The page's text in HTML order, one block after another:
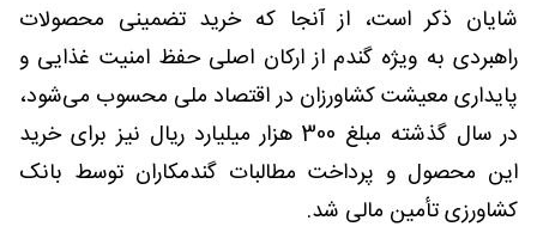
شایان ذکر است، از آنجا که خرید تضمینی محصولات
راهبردی به ویژه گندم از ارکان اصلی حفظ امنیت غذایی و
پایداری معیشت کشاورزان در اقتصاد ملی محسوب می‌شود،
در سال گذشته مبلغ 300 هزار میلیارد ریال نیز برای خرید
این محصول و پرداخت مطالبات گندمکاران توسط بانک
کشاورزی تأمین مالی شد.